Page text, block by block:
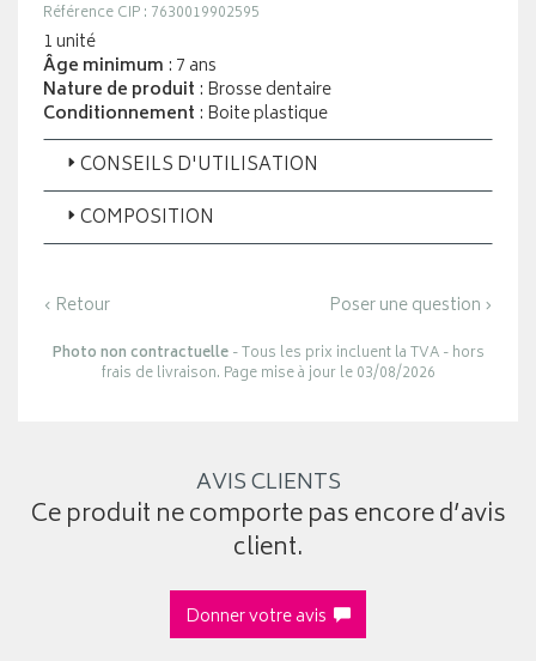
Référence CIP : 7630019902595
1 unité
Âge minimum : 7 ans
Nature de produit : Brosse dentaire
Conditionnement : Boite plastique
CONSEILS D'UTILISATION
COMPOSITION
‹ Retour Poser une question ›
Photo non contractuelle- Tous les prix incluent la TVA - hors
frais de livraison. Page mise à jour le 03/08/2026
AVIS CLIENTS
Ce produit ne comporte pas encore d’avis
client.
Donner votre avis